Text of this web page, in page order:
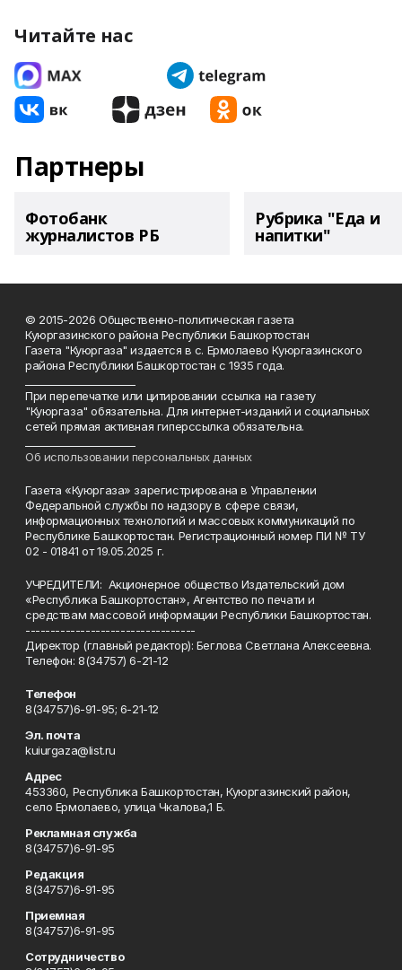
Читайте нас
Партнеры
Фотобанк
журналистов РБ
Рубрика "Еда и
напитки"
© 2015-2026 Общественно-политическая газета
Куюргазинского района Республики Башкортостан
Газета "Куюргаза" издается в с. Ермолаево Куюргазинского
района Республики Башкортостан с 1935 года.
При перепечатке или цитировании ссылка на газету
"Куюргаза" обязательна. Для интернет-изданий и социальных
сетей прямая активная гиперссылка обязательна.
Об использовании персональных данных
Газета «Куюргаза» зарегистрирована в Управлении
Федеральной службы по надзору в сфере связи,
информационных технологий и массовых коммуникаций по
Республике Башкортостан. Регистрационный номер ПИ № ТУ
02 - 01841 от 19.05.2025 г.
УЧРЕДИТЕЛИ: Акционерное общество Издательский дом
«Республика Башкортостан», Агентство по печати и
средствам массовой информации Республики Башкортостан.
----------------------------------
Директор (главный редактор): Беглова Светлана Алексеевна.
Телефон: 8(34757) 6-21-12
Телефон
8(34757)6-91-95; 6-21-12
Эл. почта
kuiurgaza@list.ru
Адрес
453360, Республика Башкортостан, Куюргазинский район,
село Ермолаево, улица Чкалова,1 Б.
Рекламная служба
8(34757)6-91-95
Редакция
8(34757)6-91-95
Приемная
8(34757)6-91-95
Сотрудничество